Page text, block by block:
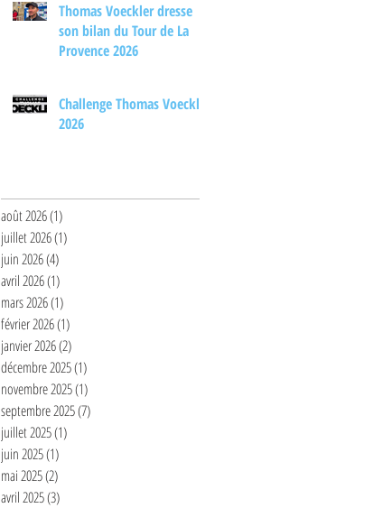
Thomas Voeckler dresse
son bilan du Tour de La
Provence 2026
Challenge Thomas Voeckler
2026
août 2026(1)
juillet 2026(1)
juin 2026(4)
avril 2026(1)
mars 2026(1)
février 2026(1)
janvier 2026(2)
décembre 2025(1)
novembre 2025(1)
septembre 2025(7)
juillet 2025(1)
juin 2025(1)
mai 2025(2)
avril 2025(3)